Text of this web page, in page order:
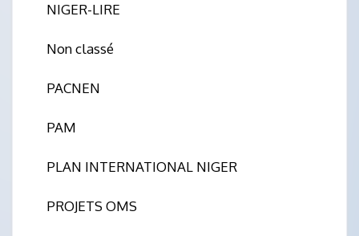
NIGER-LIRE
Non classé
PACNEN
PAM
PLAN INTERNATIONAL NIGER
PROJETS OMS